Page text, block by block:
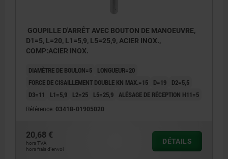
GOUPILLE D'ARRÊT AVEC BOUTON DE MANOEUVRE,
D1=5, L=20, L1=5,9, L5=25,9, ACIER INOX.,
COMP:ACIER INOX.
DIAMÈTRE DE BOULON=5
LONGUEUR=20
FORCE DE CISAILLEMENT DOUBLE KN MAX.=15
D=19
D2=5,5
D3=11
L1=5,9 L2=25 L5=25,9 ALÉSAGE DE RÉCEPTION H11=5
Référence: 03418-01905020
20,68 €
hors TVA
hors frais d’envoi
DÉTAILS